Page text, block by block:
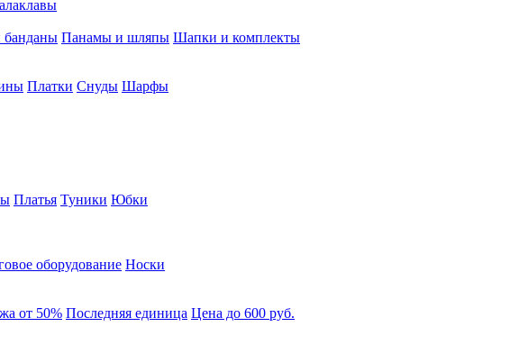
банданы Панамы и шляпы Шапки и комплекты
Платки Снуды Шарфы
Платья Туники Юбки
оборудование Носки
от 50% Последняя единица Цена до 600 руб.